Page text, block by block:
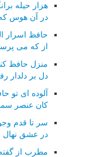
هزار حیله
در آن هوس
حافظ اسرار
از که می
منزل حافظ
دل بر دلدار
آلوده ای تو
کان عنصر
سر تا قدم
در عشق نهال
مطرب از